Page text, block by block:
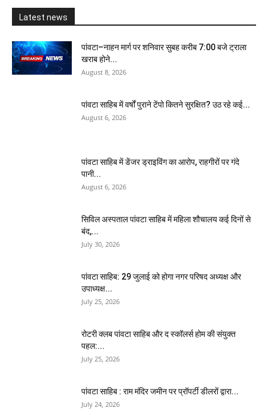
Latest news
पांवटा–नाहन मार्ग पर शनिवार सुबह करीब 7:00 बजे ट्राला
खराब होने...
August 8, 2026
पांवटा साहिब में वर्षों पुराने टेंपो कितने सुरक्षित? उठ रहे कई...
August 6, 2026
पांवटा साहिब में डेंजर ड्राइविंग का आरोप, राहगीरों पर गंदे
पानी...
August 6, 2026
सिविल अस्पताल पांवटा साहिब में महिला शौचालय कई दिनों से
बंद,...
July 30, 2026
पांवटा साहिब: 29 जुलाई को होगा नगर परिषद अध्यक्ष और
उपाध्यक्ष...
July 25, 2026
​रोटरी क्लब पांवटा साहिब और द स्कॉलर्स होम की संयुक्त
पहल:...
July 25, 2026
पांवटा साहिब : राम मंदिर जमीन पर प्रॉपर्टी डीलरों द्वारा...
July 24, 2026